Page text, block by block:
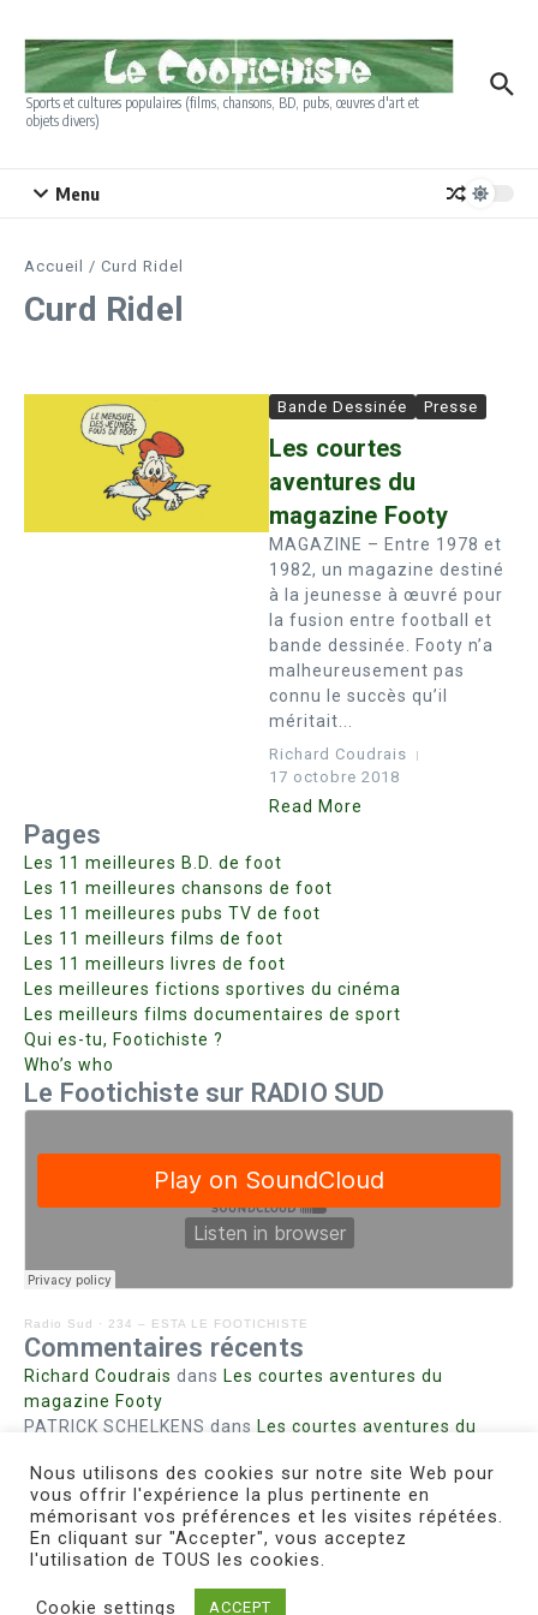
Sports et cultures populaires (films, chansons, BD, pubs, œuvres d'art et
objets divers)
Menu
Accueil / Curd Ridel
Curd Ridel
Bande Dessinée Presse
Les courtes
aventures du
magazine Footy
MAGAZINE – Entre 1978 et
1982, un magazine destiné
à la jeunesse à œuvré pour
la fusion entre football et
bande dessinée. Footy n’a
malheureusement pas
connu le succès qu’il
méritait...
Richard Coudrais
17 octobre 2018
Read More
Pages
Les 11 meilleures B.D. de foot
Les 11 meilleures chansons de foot
Les 11 meilleures pubs TV de foot
Les 11 meilleurs films de foot
Les 11 meilleurs livres de foot
Les meilleures fictions sportives du cinéma
Les meilleurs films documentaires de sport
Qui es-tu, Footichiste ?
Who’s who
Le Footichiste sur RADIO SUD
Radio Sud · 234 – ESTA LE FOOTICHISTE
Commentaires récents
Richard Coudrais dans Les courtes aventures du
magazine Footy
PATRICK SCHELKENS dans Les courtes aventures du
Bohn fabiennedans Intrigues sanglantes à Mulhouse
Steph. RUTA dansLust for Nice
MIRMANDdansPieds agiles et champignons
Nous utilisons des cookies sur notre site Web pour
vous offrir l'expérience la plus pertinente en
mémorisant vos préférences et les visites répétées.
En cliquant sur "Accepter", vous acceptez
l'utilisation de TOUS les cookies.
Cookie settings ACCEPT